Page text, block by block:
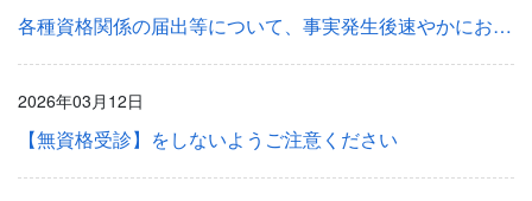
各種資格関係の届出等について、事実発生後速やかにお手続きください。
2026年03月12日
【無資格受診】をしないようご注意ください